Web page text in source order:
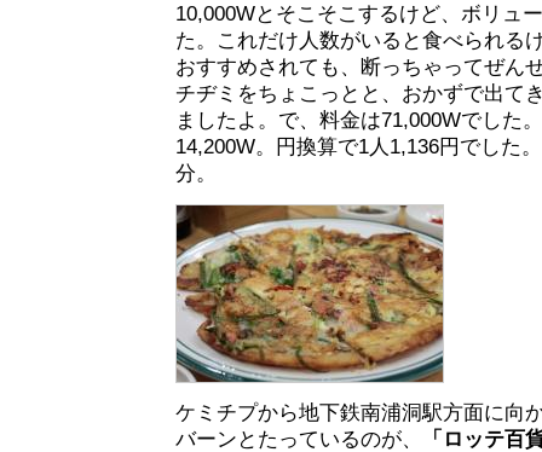
10,000Wとそこそこするけど、ボリュ
た。これだけ人数がいると食べられる
おすすめされても、断っちゃってぜん
チヂミをちょこっとと、おかずで出て
ましたよ。で、料金は71,000Wでした
14,200W。円換算で1人1,136円でした
分。
ケミチプから地下鉄南浦洞駅方面に向
バーンとたっているのが、
「ロッテ百